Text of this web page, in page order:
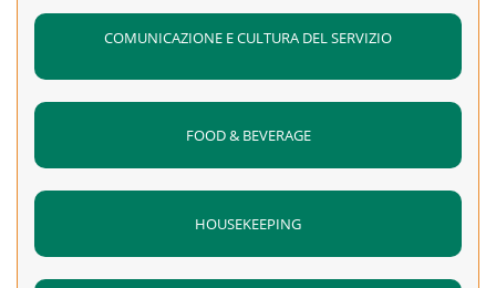
COMUNICAZIONE E CULTURA DEL SERVIZIO
FOOD & BEVERAGE
HOUSEKEEPING